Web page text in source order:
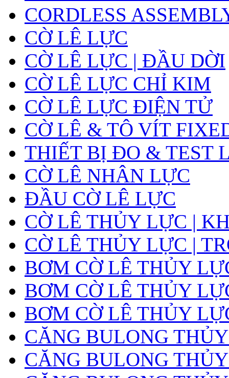
CORDLESS
CỜ LÊ LỰC
CỜ LÊ LỰC | ĐẦU DỜI
CỜ LÊ LỰC CHỈ KIM
CỜ LÊ LỰC ĐIỆN TỬ
CỜ LÊ & TÔ VÍT
THIẾT BỊ ĐO & TEST
CỜ LÊ NHÂN LỰC
ĐẦU CỜ LÊ LỰC
CỜ LÊ THỦY LỰC |
CỜ LÊ THỦY LỰC |
BƠM CỜ LÊ THỦY
BƠM CỜ LÊ THỦY
BƠM CỜ LÊ THỦY
CĂNG BULONG
CĂNG BULONG